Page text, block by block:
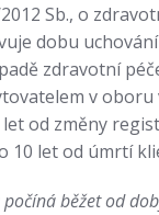
Sb., o
dobu
zdravotní
v oboru
let od změny
10 let od úmrtí
běžet od